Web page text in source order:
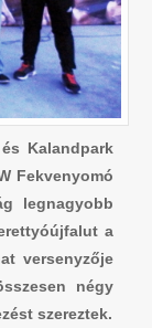
Kalandpark
Fekvenyomó
legnagyobb
a
versenyzője
négy
szereztek.